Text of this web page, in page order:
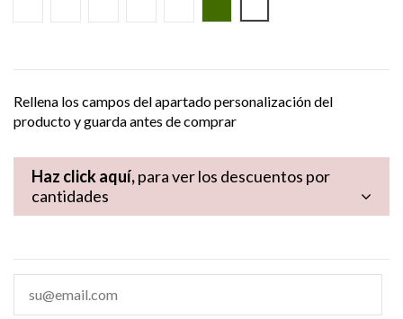
Rellena los campos del apartado personalización del
producto y guarda antes de comprar
Haz click aquí,para ver los descuentos por
cantidades